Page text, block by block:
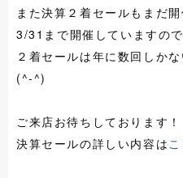
また決算２着セールもまだ開
3/31まで開催していますの
２着セールは年に数回しか
(^-^)
ご来店お待ちしております！
決算セールの詳しい内容は